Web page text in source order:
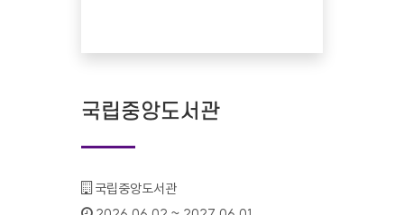
국립중앙도서관
기관명 :
국립중앙도서관